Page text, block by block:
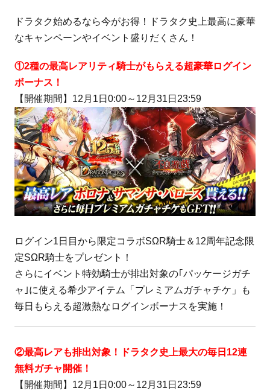
ドラタク始めるなら今がお得！ドラタク史上最高に豪華
なキャンペーンやイベント盛りだくさん！
①2種の最高レアリティ騎士がもらえる超豪華ログイン
ボーナス！
【開催期間】12月1日0:00～12月31日23:59
ログイン1日目から限定コラボSΩR騎士＆12周年記念限
定SΩR騎士をプレゼント！
さらにイベント特効騎士が排出対象の｢パッケージガチ
ャ｣に使える希少アイテム「プレミアムガチャチケ」も
毎日もらえる超激熱なログインボーナスを実施！
②最高レアも排出対象！ドラタク史上最大の毎日12連
無料ガチャ開催！
【開催期間】12月1日0:00～12月31日23:59